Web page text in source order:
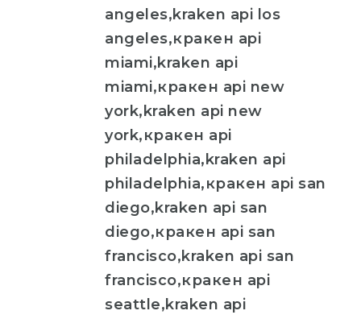
angeles,kraken api los
angeles,кракен api
miami,kraken api
miami,кракен api new
york,kraken api new
york,кракен api
philadelphia,kraken api
philadelphia,кракен api san
diego,kraken api san
diego,кракен api san
francisco,kraken api san
francisco,кракен api
seattle,kraken api